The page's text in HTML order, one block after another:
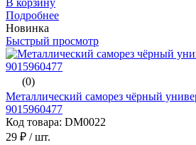
В корзину
Подробнее
Новинка
Быстрый просмотр
(0)
Металлический саморез чёрный
9015960477
Код товара: DM0022
29 ₽ / шт.